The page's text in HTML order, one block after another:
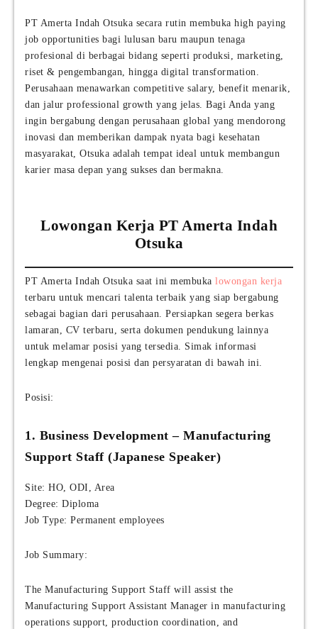
PT Amerta Indah Otsuka secara rutin membuka high paying
job opportunities bagi lulusan baru maupun tenaga
profesional di berbagai bidang seperti produksi, marketing,
riset & pengembangan, hingga digital transformation.
Perusahaan menawarkan competitive salary, benefit menarik,
dan jalur professional growth yang jelas. Bagi Anda yang
ingin bergabung dengan perusahaan global yang mendorong
inovasi dan memberikan dampak nyata bagi kesehatan
masyarakat, Otsuka adalah tempat ideal untuk membangun
karier masa depan yang sukses dan bermakna.
Lowongan Kerja PT Amerta Indah
Otsuka
PT Amerta Indah Otsuka saat ini membuka lowongan kerja
terbaru untuk mencari talenta terbaik yang siap bergabung
sebagai bagian dari perusahaan. Persiapkan segera berkas
lamaran, CV terbaru, serta dokumen pendukung lainnya
untuk melamar posisi yang tersedia. Simak informasi
lengkap mengenai posisi dan persyaratan di bawah ini.
Posisi:
1. Business Development – Manufacturing
Support Staff (Japanese Speaker)
Site: HO, ODI, Area
Degree: Diploma
Job Type: Permanent employees
Job Summary:
The Manufacturing Support Staff will assist the
Manufacturing Support Assistant Manager in manufacturing
operations support, production coordination, and